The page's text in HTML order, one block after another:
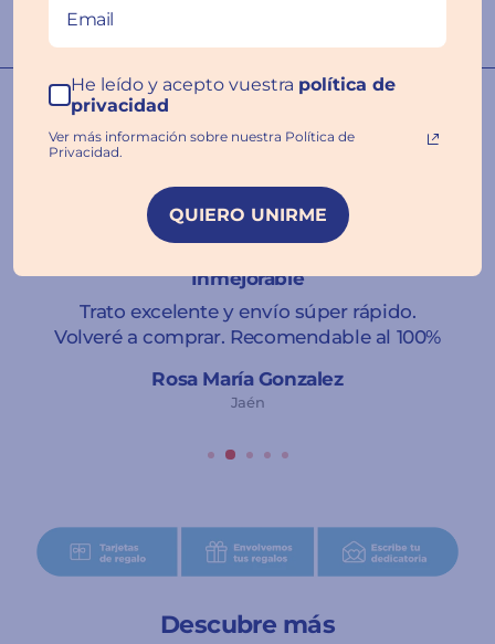
Nuestras familias hablan por
nosotros ❤️
★★★★★
Inmejorable
Trato excelente y envío súper rápido.
Volveré a comprar. Recomendable al 100%
Rosa María Gonzalez
Jaén
Descubre más
He leído y acepto vuestra política de
privacidad
Ver más información sobre nuestra Política de
Privacidad.
QUIERO UNIRME